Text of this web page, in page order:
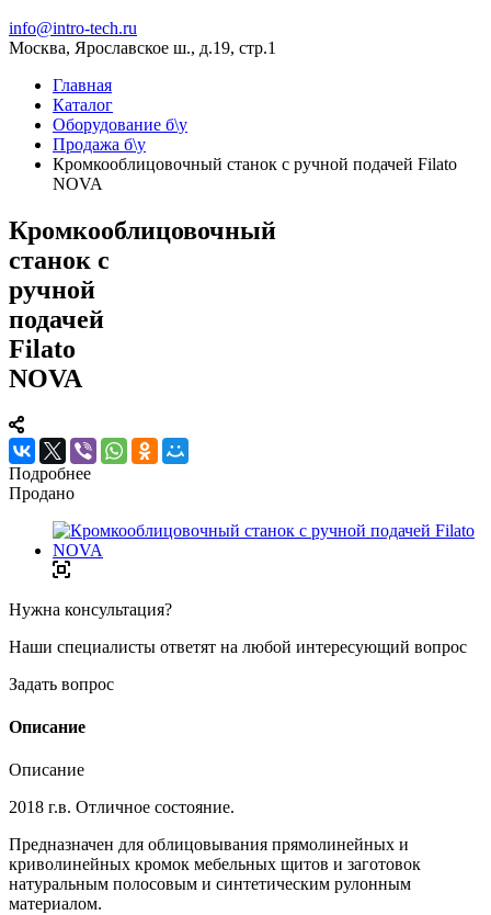
info@intro-tech.ru
Москва, Ярославское ш., д.19, стр.1
Главная
Каталог
Оборудование б\у
Продажа б\у
Кромкооблицовочный станок с ручной подачей Filato
NOVA
Кромкооблицовочный
станок с
ручной
подачей
Filato
NOVA
Подробнее
Продано
Нужна консультация?
Наши специалисты ответят на любой интересующий вопрос
Задать вопрос
Описание
Описание
2018 г.в. Отличное состояние.
Предназначен для облицовывания прямолинейных и
криволинейных кромок мебельных щитов и заготовок
натуральным полосовым и синтетическим рулонным
материалом.